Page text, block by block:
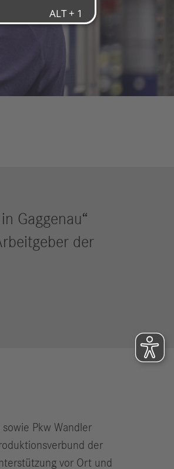
Internationale Gremien
Aktuelles
Gaggenau“
der
Pkw Wandler
der
vor Ort und